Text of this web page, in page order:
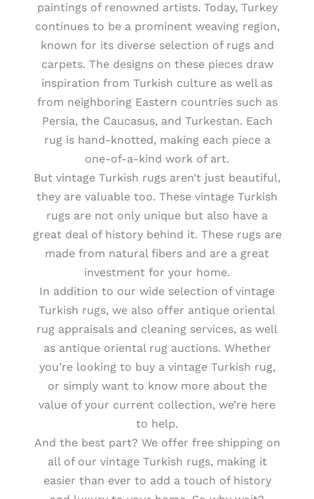
paintings of renowned artists. Today, Turkey
continues to be a prominent weaving region,
known for its diverse selection of rugs and
carpets. The designs on these pieces draw
inspiration from Turkish culture as well as
from neighboring Eastern countries such as
Persia, the Caucasus, and Turkestan. Each
rug is hand-knotted, making each piece a
one-of-a-kind work of art.
But vintage Turkish rugs aren’t just beautiful,
they are valuable too. These vintage Turkish
rugs are not only unique but also have a
great deal of history behind it. These rugs are
made from natural fibers and are a great
investment for your home.
In addition to our wide selection of vintage
Turkish rugs, we also offer antique oriental
rug appraisals and cleaning services, as well
as antique oriental rug auctions. Whether
you’re looking to buy a vintage Turkish rug,
or simply want to know more about the
value of your current collection, we’re here
to help.
And the best part? We offer free shipping on
all of our vintage Turkish rugs, making it
easier than ever to add a touch of history